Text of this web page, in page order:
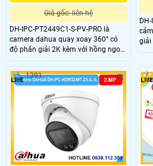
Giá gốc: liên hệ
DH-IPC-PT2449C1-S-PV-PRO là
camera dahua quay xoay 360° có
độ phân giải 2K kèm với hồng ngoại
tâm xa 30m giám sát sắc nét cả
ngày và đêm. Camera này còn hỗ
trợ đàm thoại âm thành 2 chiều nhờ
tích hợp mic vs loa có hỗ trợ tên
miền xem từ xa qua web hoặc app
có khả năng lưu trữ độc lập nhờ có
khay thẻ nhớ dung lượng lên đến
512GB.
giải
ấm
đa
từ
1391